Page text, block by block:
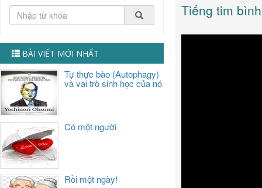
Tiếng tim
BÀI VIẾT MỚI NHẤT
Tự thực bào (Autophagy)
và vai trò sinh học của nó
Có một người
Rồi một ngày!